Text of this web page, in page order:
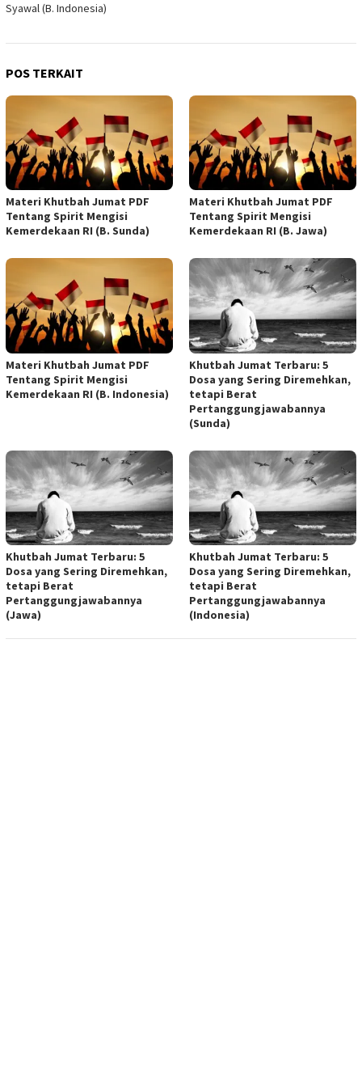
Syawal (B. Indonesia)
POS TERKAIT
Materi Khutbah Jumat PDF
Tentang Spirit Mengisi
Kemerdekaan RI (B. Sunda)
Materi Khutbah Jumat PDF
Tentang Spirit Mengisi
Kemerdekaan RI (B. Jawa)
Materi Khutbah Jumat PDF
Tentang Spirit Mengisi
Kemerdekaan RI (B. Indonesia)
Khutbah Jumat Terbaru: 5
Dosa yang Sering Diremehkan,
tetapi Berat
Pertanggungjawabannya
(Sunda)
Khutbah Jumat Terbaru: 5
Dosa yang Sering Diremehkan,
tetapi Berat
Pertanggungjawabannya
(Jawa)
Khutbah Jumat Terbaru: 5
Dosa yang Sering Diremehkan,
tetapi Berat
Pertanggungjawabannya
(Indonesia)